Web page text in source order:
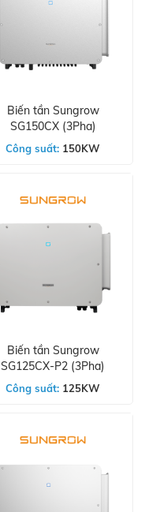
Biến tần Sungrow
SG150CX (3Pha)
Công suất: 150KW
Biến tần Sungrow
SG125CX-P2 (3Pha)
Công suất: 125KW